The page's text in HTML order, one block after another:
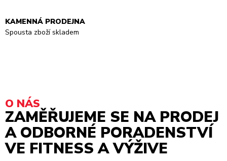
KAMENNÁ PRODEJNA
Spousta zboží skladem
O NÁS
ZAMĚŘUJEME SE NA PRODEJ
A ODBORNÉ PORADENSTVÍ
VE FITNESS A VÝŽIVE